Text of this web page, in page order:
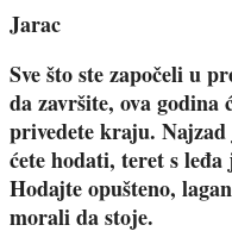
Jarac
Sve što ste započeli u
da završite, ova godina
privedete kraju.
ćete hodati, teret s
Hodajte opušteno,
morali da stoje.